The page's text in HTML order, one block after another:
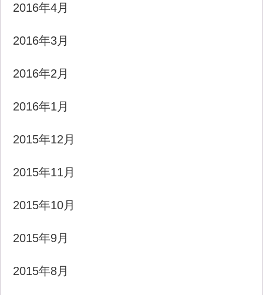
2016年4月
2016年3月
2016年2月
2016年1月
2015年12月
2015年11月
2015年10月
2015年9月
2015年8月